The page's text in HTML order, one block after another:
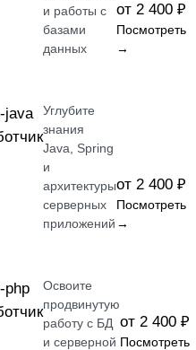
и работы с
базами
данных
от 2 400 ₽
Посмотреть
→
java
Углубите
знания
Java, Spring
и
архитектуры
серверных
приложений
от 2 400 ₽
Посмотреть
→
php
Освоите
продвинутую
работу с БД
и серверной
от 2 400 ₽
Посмотреть